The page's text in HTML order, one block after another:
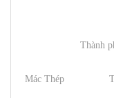
Thành phần
Mác Thép Thông